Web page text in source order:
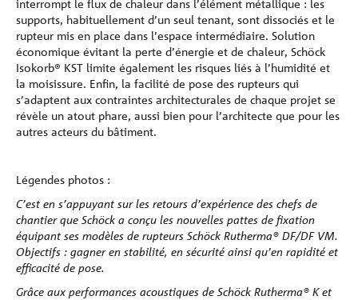
interrompt le flux de chaleur dans l’élément métallique : les
supports, habituellement d’un seul tenant, sont dissociés et le
rupteur mis en place dans l’espace intermédiaire. Solution
économique évitant la perte d’énergie et de chaleur, Schöck
Isokorb® KST limite également les risques liés à l’humidité et
la moisissure. Enfin, la facilité de pose des rupteurs qui
s’adaptent aux contraintes architecturales de chaque projet se
révèle un atout phare, aussi bien pour l’architecte que pour les
autres acteurs du bâtiment.
Légendes photos :
C’est en s’appuyant sur les retours d’expérience des chefs de
chantier que Schöck a conçu les nouvelles pattes de fixation
équipant ses modèles de rupteurs Schöck Rutherma® DF/DF VM.
Objectifs : gagner en stabilité, en sécurité ainsi qu’en rapidité et
efficacité de pose.
Grâce aux performances acoustiques de Schöck Rutherma® K et